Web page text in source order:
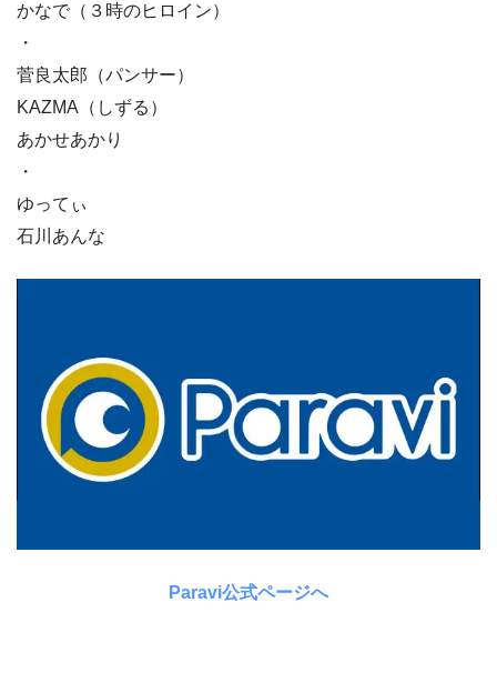
かなで（３時のヒロイン）
・
菅良太郎（パンサー）
KAZMA（しずる）
あかせあかり
・
ゆってぃ
石川あんな
Paravi公式ページへ